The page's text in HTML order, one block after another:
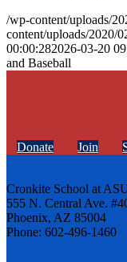
/wp-content/uploads/
content/uploads/2020/
00:00:282026-03-20
and Baseball
Donate Join
Cronkite School at
555 N. Central Ave.
Phoenix, AZ 85004
Phone: 602-496-1460